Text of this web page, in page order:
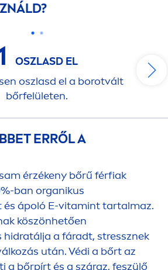
OSZLASD EL
oszlasd el a borotvált
bőrfelületen.
ERRŐL A
érzékeny bőrű férfiak
ban organikus
ápoló E-vitamint tartalmaz.
köszönhetően
a fáradt, stressznek
után. Védi a bőrt az
a bőrpírt és a száraz, feszülő